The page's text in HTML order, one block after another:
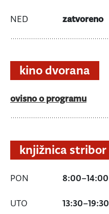
zatvoreno
kino dvorana
ovisno o programu
knjižnica stribor
8:00–14:00
13:30–19:30